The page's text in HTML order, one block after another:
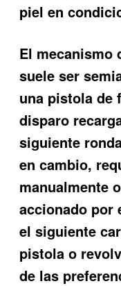
piel en
El mecanismo
suele ser
una pistola de
disparo
siguiente
en cambio,
manualmente
accionado por
el siguiente
pistola o
de las